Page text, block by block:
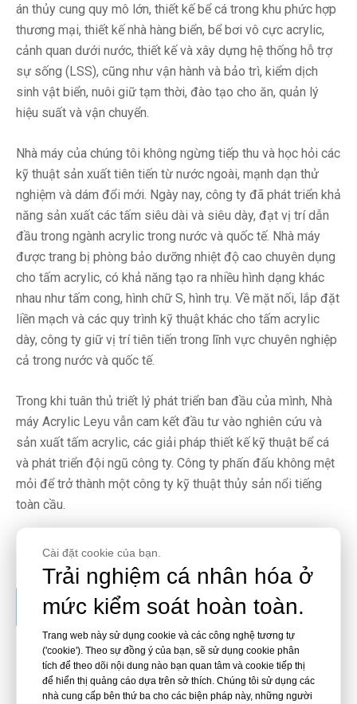
án thủy cung quy mô lớn, thiết kế bể cá trong khu phức hợp
thương mại, thiết kế nhà hàng biển, bể bơi vô cực acrylic,
cảnh quan dưới nước, thiết kế và xây dựng hệ thống hỗ trợ
sự sống (LSS), cũng như vận hành và bảo trì, kiểm dịch
sinh vật biển, nuôi giữ tạm thời, đào tạo cho ăn, quản lý
hiệu suất và vận chuyển.
Nhà máy của chúng tôi không ngừng tiếp thu và học hỏi các
kỹ thuật sản xuất tiên tiến từ nước ngoài, mạnh dạn thử
nghiệm và dám đổi mới. Ngày nay, công ty đã phát triển khả
năng sản xuất các tấm siêu dài và siêu dày, đạt vị trí dẫn
đầu trong ngành acrylic trong nước và quốc tế. Nhà máy
được trang bị phòng bảo dưỡng nhiệt độ cao chuyên dụng
cho tấm acrylic, có khả năng tạo ra nhiều hình dạng khác
nhau như tấm cong, hình chữ S, hình trụ. Về mặt nối, lắp đặt
liền mạch và các quy trình kỹ thuật khác cho tấm acrylic
dày, công ty giữ vị trí tiên tiến trong lĩnh vực chuyên nghiệp
cả trong nước và quốc tế.
Trong khi tuân thủ triết lý phát triển ban đầu của mình, Nhà
máy Acrylic Leyu vẫn cam kết đầu tư vào nghiên cứu và
sản xuất tấm acrylic, các giải pháp thiết kế kỹ thuật bể cá
và phát triển đội ngũ công ty. Công ty phấn đấu không mệt
mỏi để trở thành một công ty kỹ thuật thủy sản nổi tiếng
toàn cầu.
Tham khảo ý kiến ​​nhóm hỗ trợ của chúng tôi
Cài đặt cookie của bạn.
Trải nghiệm cá nhân hóa ở
mức kiểm soát hoàn toàn.
Trang web này sử dụng cookie và các công nghệ tương tự
('cookie'). Theo sự đồng ý của bạn, sẽ sử dụng cookie phân
tích để theo dõi nội dung nào bạn quan tâm và cookie tiếp thị
để hiển thị quảng cáo dựa trên sở thích. Chúng tôi sử dụng các
nhà cung cấp bên thứ ba cho các biện pháp này, những người